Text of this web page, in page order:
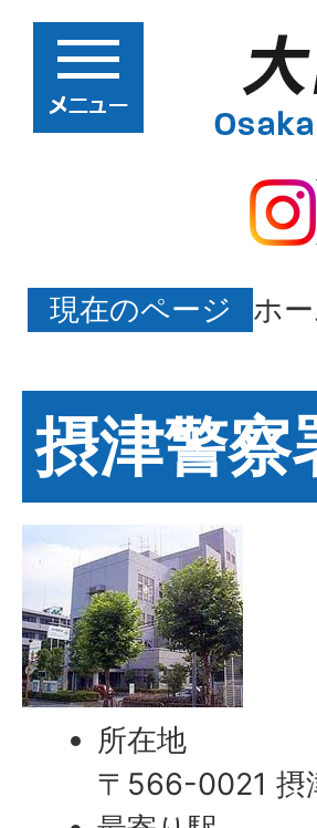
現在のページ ホ
摂津警察
所在地
〒566-0021 摂